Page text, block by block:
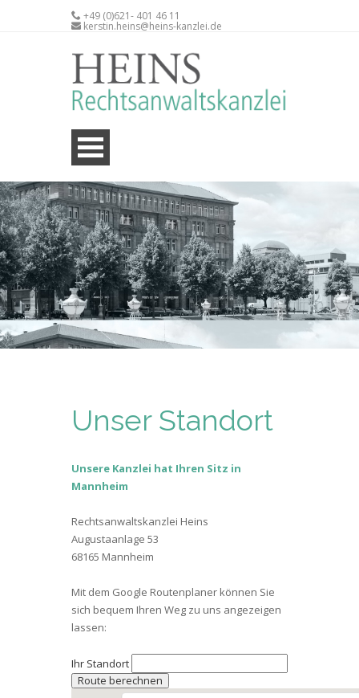
+49 (0)621- 401 46 11
kerstin.heins@heins-kanzlei.de
STANDORT
Unser Standort
Unsere Kanzlei hat Ihren Sitz in
Mannheim
Rechtsanwaltskanzlei Heins
Augustaanlage 53
68165 Mannheim
Mit dem Google Routenplaner können Sie
sich bequem Ihren Weg zu uns angezeigen
lassen:
Ihr Standort